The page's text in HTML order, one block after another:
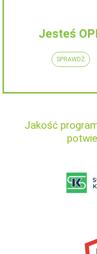
Jesteś
SPRAWDŹ
Jakość